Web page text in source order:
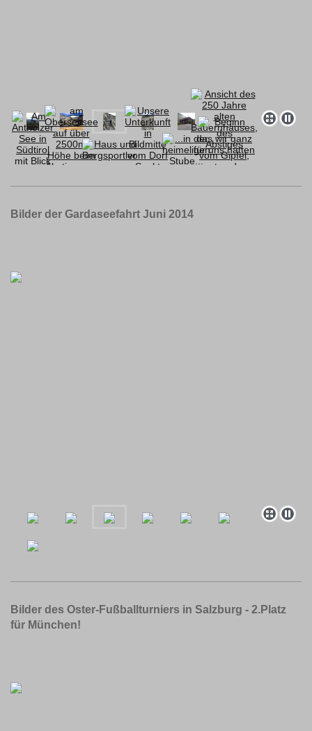
Bilder der Gardaseefahrt Juni 2014
Bilder des Oster-Fußballturniers in Salzburg - 2.Platz
für München!